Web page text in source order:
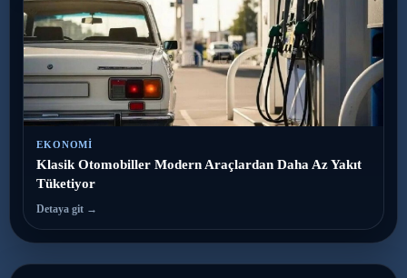
EKONOMI
Klasik Otomobiller Modern Araçlardan Daha Az Yakıt
Tüketiyor
Detaya git →